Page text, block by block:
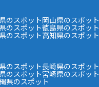
のスポット岡山県のスポット
のスポット徳島県のスポット
のスポット高知県のスポット
のスポット長崎県のスポット
のスポット宮崎県のスポット
県のスポット